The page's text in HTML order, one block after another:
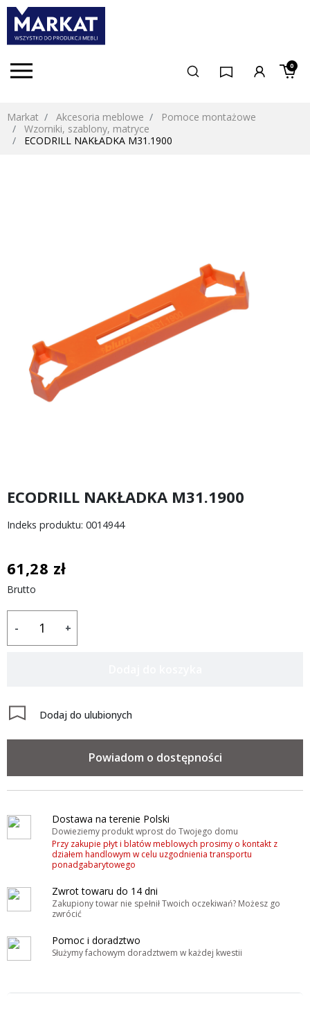
0
Markat Akcesoria meblowe
Pomoce montażowe
Wzorniki, szablony, matryce
ECODRILL NAKŁADKA M31.1900
ECODRILL NAKŁADKA M31.1900
Indeks produktu: 0014944
61,28 zł
Brutto
- +
Dodaj do ulubionych
Powiadom o dostępności
Dostawa na terenie Polski
Dowieziemy produkt wprost do Twojego domu
Przy zakupie płyt i blatów meblowych prosimy o kontakt z
działem handlowym w celu uzgodnienia transportu
ponadgabarytowego
Zwrot towaru do 14 dni
Zakupiony towar nie spełnił Twoich oczekiwań? Możesz go
zwrócić
Pomoc i doradztwo
Służymy fachowym doradztwem w każdej kwestii